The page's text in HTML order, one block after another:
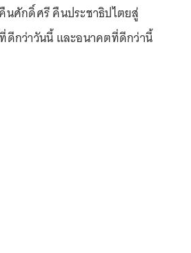
นศักดิ์ศรี คืนประชาธิปไตยสู่
ดีกว่าวันนี้ และอนาคตที่ดีกว่านี้